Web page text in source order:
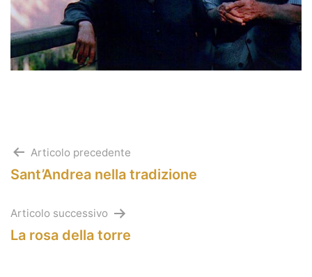
Navigazione
Articolo precedente
Sant’Andrea nella tradizione
Articolo successivo
La rosa della torre